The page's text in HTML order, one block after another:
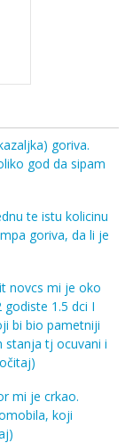
goriva.
god da sipam
te istu kolicinu
goriva, da li je
novcs mi je oko
godiste 1.5 dci I
bi bio pametniji
stanja tj ocuvani i
mi je crkao.
koji